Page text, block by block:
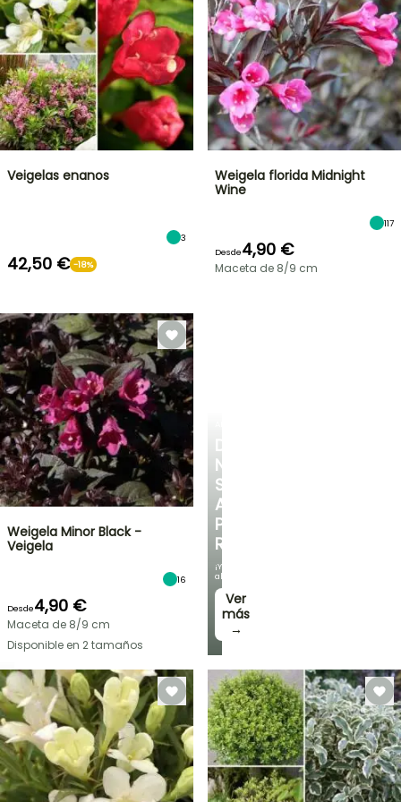
OFERTA
RELÁMPAGO
¡HASTA
UN
30
%
DE
BULBOS
DE
PRIMAVERA
DESCUBRE
NUESTRA
SELECCIÓN
A
PRECIOS
REDUCIDOS
¡Y
ahorra!
Ver
más
→
Veigelas enanos
3
42,50 € -18%
Weigela florida Midnight
Wine
117
Desde4,90 €
Maceta de 8/9 cm
Weigela Minor Black -
Veigela
16
Desde4,90 €
Maceta de 8/9 cm
Disponible en 2 tamaños